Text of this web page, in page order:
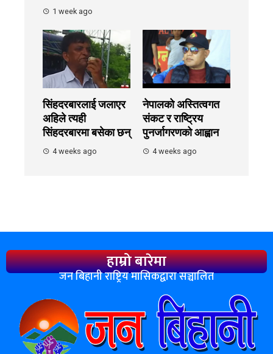
1 week ago
सिंहदरबारलाई जलाएर
अहिले त्यही
सिंहदरबारमा बसेका छन्
4 weeks ago
नेपालको अस्तित्वगत
संकट र राष्ट्रिय
पुनर्जागरणको आह्वान
4 weeks ago
हाम्रो बारेमा
जन बिहानी राष्ट्रिय मासिकद्वारा सञ्चालित